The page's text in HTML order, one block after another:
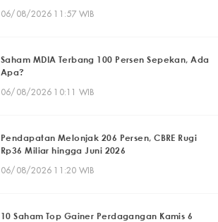
06/08/2026 11:57 WIB
Saham MDIA Terbang 100 Persen Sepekan, Ada
Apa?
06/08/2026 10:11 WIB
Pendapatan Melonjak 206 Persen, CBRE Rugi
Rp36 Miliar hingga Juni 2026
06/08/2026 11:20 WIB
10 Saham Top Gainer Perdagangan Kamis 6